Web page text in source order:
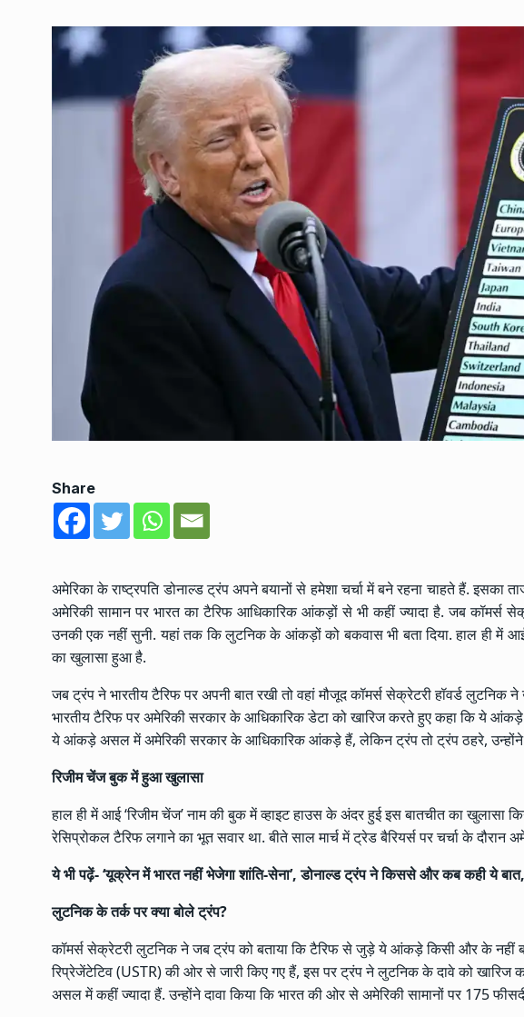
Share
अमेरिका के राष्ट्रपति डोनाल्ड ट्रंप अपने बयानों से हमेशा चर्चा में बने रहना चाहते हैं. इसका
अमेरिकी सामान पर भारत का टैरिफ आधिकारिक आंकड़ों से भी कहीं ज्यादा है. जब कॉमर्स
उनकी एक नहीं सुनी. यहां तक कि लुटनिक के आंकड़ों को बकवास भी बता दिया. हाल ही में
का खुलासा हुआ है.
जब ट्रंप ने भारतीय टैरिफ पर अपनी बात रखी तो वहां मौजूद कॉमर्स सेक्रेटरी हॉवर्ड
भारतीय टैरिफ पर अमेरिकी सरकार के आधिकारिक डेटा को खारिज करते हुए कहा कि ये
ये आंकड़े असल में अमेरिकी सरकार के आधिकारिक आंकड़े हैं, लेकिन ट्रंप तो ट्रंप ठहरे, उन्होंने
रिजीम चेंज बुक में हुआ खुलासा
हाल ही में आई ‘रिजीम चेंज’ नाम की बुक में व्हाइट हाउस के अंदर हुई इस बातचीत का खुलासा
रेसिप्रोकल टैरिफ लगाने का भूत सवार था. बीते साल मार्च में ट्रेड बैरियर्स पर चर्चा के दौरान
ये भी पढ़ें-‘यूक्रेन में भारत नहीं भेजेगा शांति-सेना’, डोनाल्ड ट्रंप ने किससे और कब कही ये
लुटनिक के तर्क पर क्या बोले ट्रंप?
कॉमर्स सेक्रेटरी लुटनिक ने जब ट्रंप को बताया कि टैरिफ से जुड़े ये आंकड़े किसी और के
रिप्रेजेंटेटिव (USTR) की ओर से जारी किए गए हैं, इस पर ट्रंप ने लुटनिक के दावे को खारिज
असल में कहीं ज्यादा हैं. उन्होंने दावा किया कि भारत की ओर से अमेरिकी सामानों पर 175